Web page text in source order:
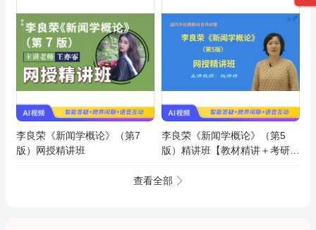
李良荣《新闻学概论》（第7
版）网授精讲班
李良荣《新闻学概论》（第5
版）精讲班【教材精讲＋考研真
查看全部